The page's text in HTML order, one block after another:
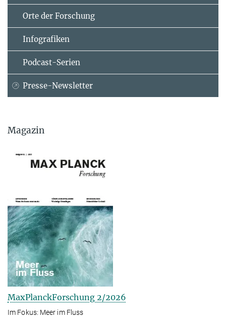
Orte der Forschung
Infografiken
Podcast-Serien
Presse-Newsletter
Magazin
MaxPlanckForschung 2/2026
Im Fokus: Meer im Fluss